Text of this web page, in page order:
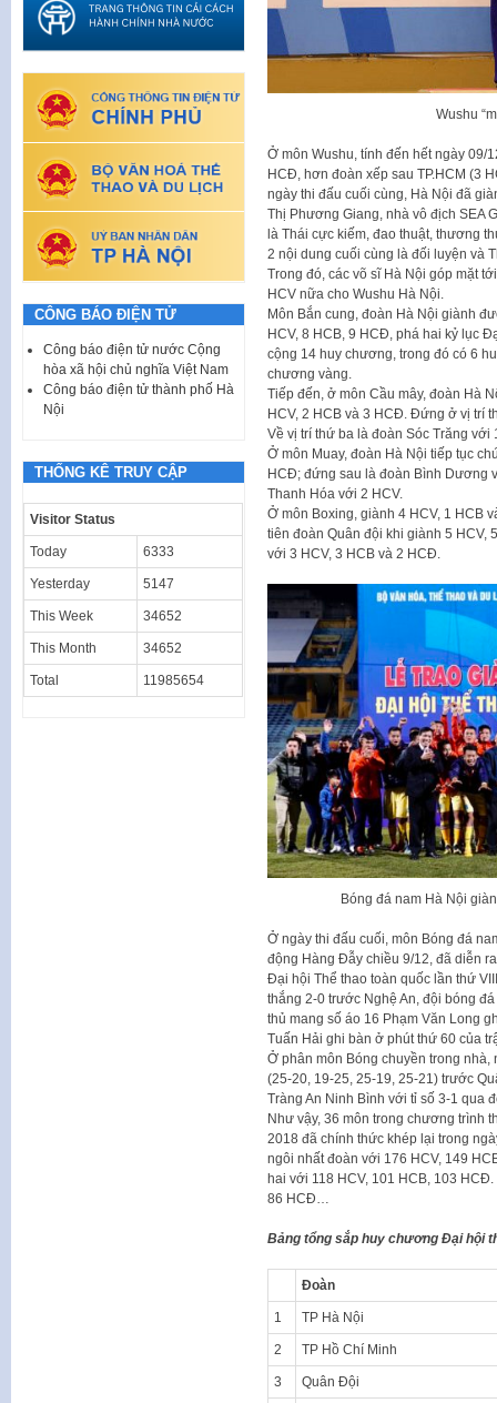
Wushu
Ở môn Wushu, tính đến hết ngày 09/
HCĐ, hơn đoàn xếp sau TP.HCM (3
ngày thi đấu cuối cùng, Hà Nội đã
Thị Phương Giang, nhà vô địch SEA
là Thái cực kiếm, đao thuật, thương
2 nội dung cuối cùng là đối luyện và
Trong đó, các võ sĩ Hà Nội góp mặt
HCV nữa cho Wushu Hà Nội.
Môn Bắn cung, đoàn Hà Nội giành
HCV, 8 HCB, 9 HCĐ, phá hai kỷ lục
cộng 14 huy chương, trong đó có 6
chương vàng.
Tiếp đến, ở môn Cầu mây, đoàn Hà
HCV, 2 HCB và 3 HCĐ. Đứng ở vị trí
Về vị trí thứ ba là đoàn Sóc Trăng với
Ở môn Muay, đoàn Hà Nội tiếp tục
HCĐ; đứng sau là đoàn Bình Dương
Thanh Hóa với 2 HCV.
Ở môn Boxing, giành 4 HCV, 1 HCB
tiên đoàn Quân đội khi giành 5 HCV,
với 3 HCV, 3 HCB và 2 HCĐ.
Bóng đá nam Hà Nội
Ở ngày thi đấu cuối, môn Bóng đá
động Hàng Đẫy chiều 9/12, đã diễn
Đại hội Thể thao toàn quốc lần thứ
thắng 2-0 trước Nghệ An, đội bóng
thủ mang số áo 16 Phạm Văn Long
Tuấn Hải ghi bàn ở phút thứ 60 của
Ở phân môn Bóng chuyền trong
(25-20, 19-25, 25-19, 25-21) trước
Tràng An Ninh Bình với tỉ số 3-1 qua
Như vậy, 36 môn trong chương trình
2018 đã chính thức khép lại trong
ngôi nhất đoàn với 176 HCV, 149
hai với 118 HCV, 101 HCB, 103
86 HCĐ…
Bảng tổng sắp huy chương Đại hội
Đoàn
1 TP Hà Nội
2 TP Hồ Chí Minh
3 Quân Đội
CÔNG BÁO ĐIỆN TỬ
Công báo điện tử nước Cộng
hòa xã hội chủ nghĩa Việt Nam
Công báo điện tử thành phố Hà
Nội
THỐNG KÊ TRUY CẬP
Visitor Status
Today 6333
Yesterday 5147
This Week 34652
This Month 34652
Total 11985654